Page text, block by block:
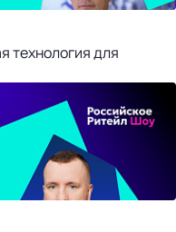
технология для